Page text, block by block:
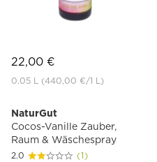
22,00 €
0.05 L (440,00 €/1 L)
NaturGut
Cocos-Vanille Zauber,
Raum & Wäschespray
2.0 (1)